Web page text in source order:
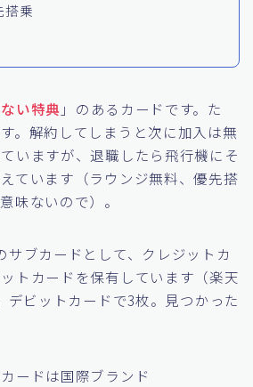
搭乗
い特典 」のあるカードです。た
。解約してしまうと次に加入は無
いますが、退職したら飛行機にそ
ています（ラウンジ無料、優先搭
味ないので）。
サブカードとして、クレジットカ
トカードを保有しています（楽天
デビットカードで3枚。見つかった
ードは国際ブランド